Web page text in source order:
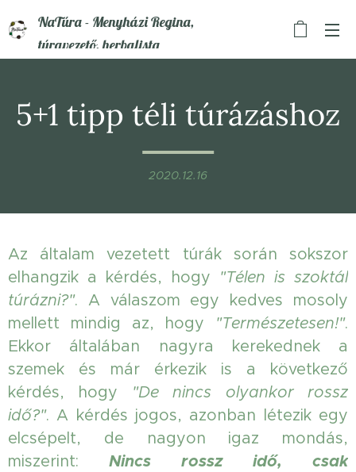
NaTúra - Menyházi Regina,
túravezető, herbalista
5+1 tipp téli túrázáshoz
2020.12.16
Az általam vezetett túrák során sokszor
elhangzik a kérdés, hogy "Télen is szoktál
túrázni?". A válaszom egy kedves mosoly
mellett mindig az, hogy "Természetesen!".
Ekkor általában nagyra kerekednek a
szemek és már érkezik is a következő
kérdés, hogy "De nincs olyankor rossz
idő?". A kérdés jogos, azonban létezik egy
elcsépelt, de nagyon igaz mondás,
miszerint: Nincs rossz idő, csak